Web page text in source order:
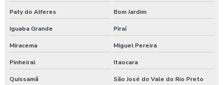
Empresa de consultoria técnico de segurança do trabalho
Empresa especializada em segurança do trabalho
Empresa de exame admissional
Empresa de exame demissional
Paty do Alferes Bom Jardim
Iguaba Grande Piraí
Miracema Miguel Pereira
Pinheiral Itaocara
Quissamã São José do Vale do Rio Preto